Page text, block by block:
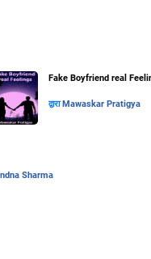
Fake Boyfriend real
द्वारा Mawaskar Pratigya
Sharma